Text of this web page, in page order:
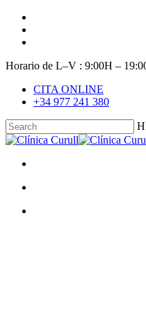
Skip
main
Horario de L–V : 9:00H –
CITA ONLINE
+34 977 241 380
Close
search
Menu